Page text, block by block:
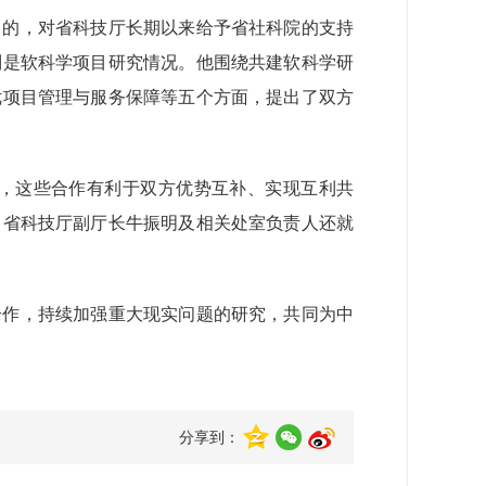
，对省科技厅长期以来给予省社科院的支持
软科学项目研究情况。他围绕共建软科学研
目管理与服务保障等五个方面，提出了双方
这些合作有利于双方优势互补、实现互利共
科技厅副厅长牛振明及相关处室负责人还就
，持续加强重大现实问题的研究，共同为中
分享到：